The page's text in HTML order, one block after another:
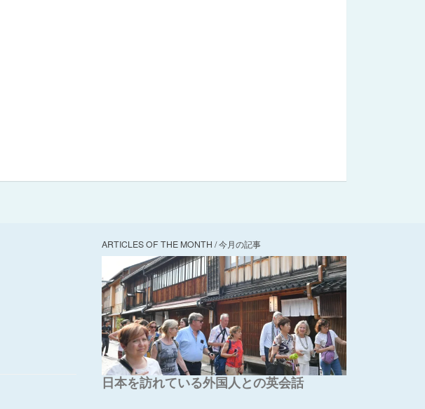
ARTICLES OF THE MONTH / 今月の記事
日本を訪れている外国人との英会話